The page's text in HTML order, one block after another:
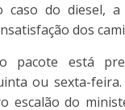
caso do diesel, a
dos
pacote está
ou sexta-
escalão do